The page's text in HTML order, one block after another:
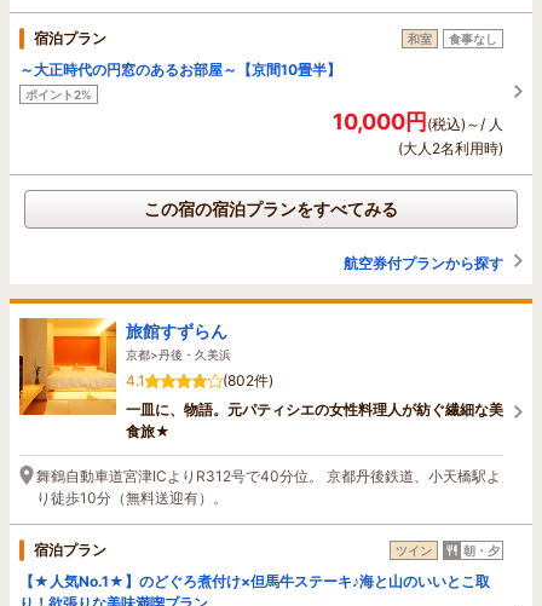
宿泊プラン 和室 食事なし
～大正時代の円窓のあるお部屋～【京間10畳半】
ポイント2%
10,000円(税込)～/ 人
(大人2名利用時)
この宿の宿泊プランをすべてみる
航空券付プランから探す
旅館すずらん
京都>丹後・久美浜
4.1
(802件)
一皿に、物語。元パティシエの女性料理人が紡ぐ繊細な美
食旅★
舞鶴自動車道宮津ICよりR312号で40分位。 京都丹後鉄道、小天橋駅よ
り徒歩10分（無料送迎有）。
宿泊プラン ツイン 朝・夕
【★人気No.1★】のどぐろ煮付け×但馬牛ステーキ♪海と山のいいとこ取